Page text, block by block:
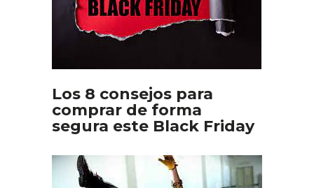
Los 8 consejos para
comprar de forma
segura este Black Friday